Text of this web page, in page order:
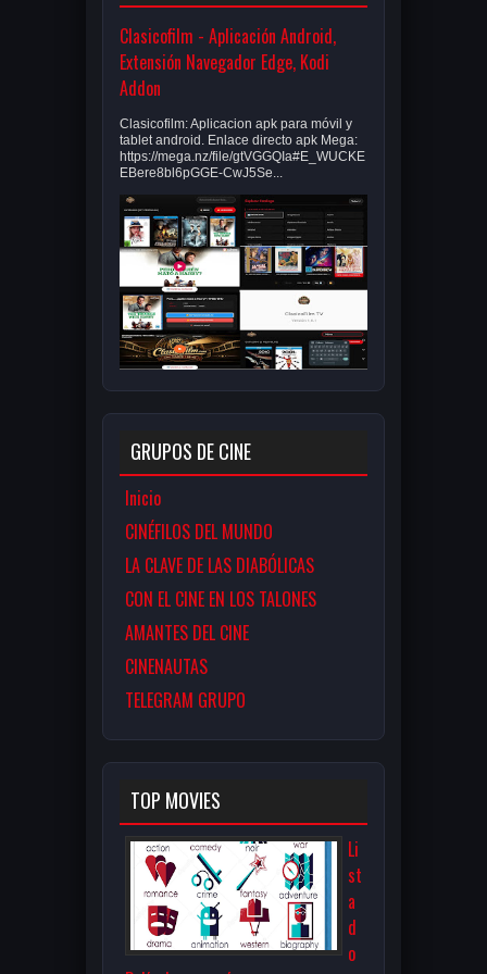
Clasicofilm - Aplicación Android,
Extensión Navegador Edge, Kodi
Addon
Clasicofilm: Aplicacion apk para móvil y
tablet android. Enlace directo apk Mega:
https://mega.nz/file/gtVGGQIa#E_WUCKE
EBere8bl6pGGE-CwJ5Se...
GRUPOS DE CINE
Inicio
CINÉFILOS DEL MUNDO
LA CLAVE DE LAS DIABÓLICAS
CON EL CINE EN LOS TALONES
AMANTES DEL CINE
CINENAUTAS
TELEGRAM GRUPO
TOP MOVIES
Li
st
a
d
o